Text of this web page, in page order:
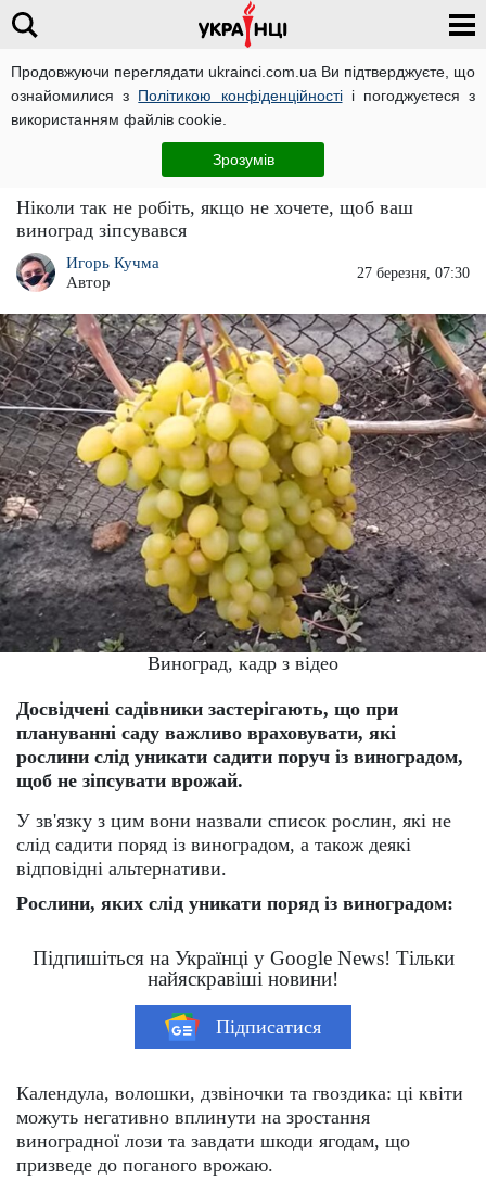
Продовжуючи переглядати ukrainci.com.ua Ви підтверджуєте, що
ознайомилися з Політикою конфіденційностіі погоджуєтеся з
використанням файлів cookie.
Зрозумів
Важливо
Виноград засохне на очах: ​​що в жодному разі
не можна садити біля нього
Ніколи так не робіть, якщо не хочете, щоб ваш
виноград зіпсувався
Игорь Кучма
Автор
27 березня, 07:30
Виноград, кадр з відео
Досвідчені садівники застерігають, що при
плануванні саду важливо враховувати, які
рослини слід уникати садити поруч із виноградом,
щоб не зіпсувати врожай.
У зв'язку з цим вони назвали список рослин, які не
слід садити поряд із виноградом, а також деякі
відповідні альтернативи.
Рослини, яких слід уникати поряд із виноградом:
Підпишіться на Українці у Google News! Тільки
найяскравіші новини!
Підписатися
Календула, волошки, дзвіночки та гвоздика: ці квіти
можуть негативно вплинути на зростання
виноградної лози та завдати шкоди ягодам, що
призведе до поганого врожаю.